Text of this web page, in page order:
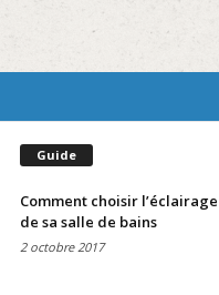
Guide
Comment choisir l’éclairage
de sa salle de bains
2 octobre 2017